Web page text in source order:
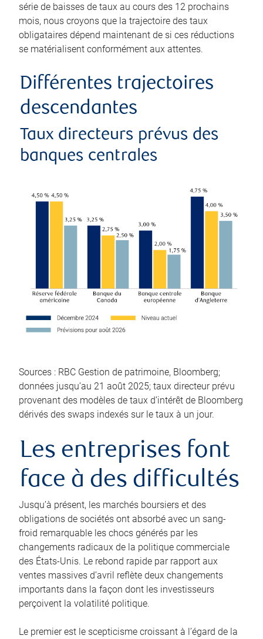
série de baisses de taux au cours des 12 prochains
mois, nous croyons que la trajectoire des taux
obligataires dépend maintenant de si ces réductions
se matérialisent conformément aux attentes.
Différentes trajectoires
descendantes
Taux directeurs prévus des
banques centrales
Sources : RBC Gestion de patrimoine, Bloomberg;
données jusqu’au 21 août 2025; taux directeur prévu
provenant des modèles de taux d’intérêt de Bloomberg
dérivés des swaps indexés sur le taux à un jour.
Les entreprises font
face à des difficultés
Jusqu’à présent, les marchés boursiers et des
obligations de sociétés ont absorbé avec un sang-
froid remarquable les chocs générés par les
changements radicaux de la politique commerciale
des États-Unis. Le rebond rapide par rapport aux
ventes massives d’avril reflète deux changements
importants dans la façon dont les investisseurs
perçoivent la volatilité politique.
Le premier est le scepticisme croissant à l’égard de la